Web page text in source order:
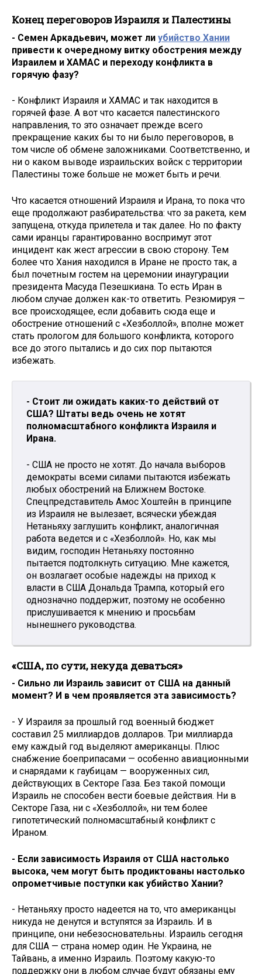
Конец переговоров Израиля и Палестины
- Семен Аркадьевич, может ли убийство Хании
привести к очередному витку обострения между
Израилем и ХАМАС и переходу конфликта в
горячую фазу?
- Конфликт Израиля и ХАМАС и так находится в
горячей фазе. А вот что касается палестинского
направления, то это означает прежде всего
прекращение каких бы то ни было переговоров, в
том числе об обмене заложниками. Соответственно, и
ни о каком выводе израильских войск с территории
Палестины тоже больше не может быть и речи.
Что касается отношений Израиля и Ирана, то пока что
еще продолжают разбирательства: что за ракета, кем
запущена, откуда прилетела и так далее. Но по факту
сами иранцы гарантированно воспримут этот
инцидент как жест агрессии в свою сторону. Тем
более что Хания находился в Иране не просто так, а
был почетным гостем на церемонии инаугурации
президента Масуда Пезешкиана. То есть Иран в
любом случае должен как-то ответить. Резюмируя —
все происходящее, если добавить сюда еще и
обострение отношений с «Хезболлой», вполне может
стать прологом для большого конфликта, которого
все до этого пытались и до сих пор пытаются
избежать.
- Стоит ли ожидать каких-то действий от
США? Штаты ведь очень не хотят
полномасштабного конфликта Израиля и
Ирана.
- США не просто не хотят. До начала выборов
демократы всеми силами пытаются избежать
любых обострений на Ближнем Востоке.
Спецпредставитель Амос Хоштейн в принципе
из Израиля не вылезает, всячески убеждая
Нетаньяху заглушить конфликт, аналогичная
работа ведется и с «Хезболлой». Но, как мы
видим, господин Нетаньяху постоянно
пытается подтолкнуть ситуацию. Мне кажется,
он возлагает особые надежды на приход к
власти в США Дональда Трампа, который его
однозначно поддержит, поэтому не особенно
прислушивается к мнению и просьбам
нынешнего руководства.
«США, по сути, некуда деваться»
- Сильно ли Израиль зависит от США на данный
момент? И в чем проявляется эта зависимость?
- У Израиля за прошлый год военный бюджет
составил 25 миллиардов долларов. Три миллиарда
ему каждый год выделяют американцы. Плюс
снабжение боеприпасами — особенно авиационными
и снарядами к гаубицам — вооруженных сил,
действующих в Секторе Газа. Без такой помощи
Израиль не способен вести боевые действия. Ни в
Секторе Газа, ни с «Хезболлой», ни тем более
гипотетический полномасштабный конфликт с
Ираном.
- Если зависимость Израиля от США настолько
высока, чем могут быть продиктованы настолько
опрометчивые поступки как убийство Хании?
- Нетаньяху просто надеется на то, что американцы
никуда не денутся и вступятся за Израиль. И в
принципе, они небезосновательны. Израиль сегодня
для США — страна номер один. Не Украина, не
Тайвань, а именно Израиль. Поэтому какую-то
поддержку они в любом случае будут обязаны ему